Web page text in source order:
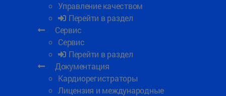
Управление качеством
Перейти в раздел
Сервис
Сервис
Перейти в раздел
Документация
Кардиорегистраторы
Лицензия и международные